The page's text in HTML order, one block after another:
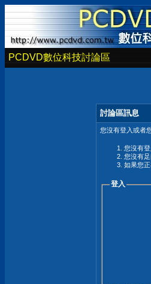
PCDVD數位科技討論區
討論區訊息
您沒有登入或者
您沒有
您沒有
如果您
登入